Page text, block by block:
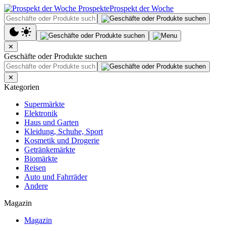
Prospekt der Woche
✕
Geschäfte oder Produkte suchen
✕
Kategorien
Supermärkte
Elektronik
Haus und Garten
Kleidung, Schuhe, Sport
Kosmetik und Drogerie
Getränkemärkte
Biomärkte
Reisen
Auto und Fahrräder
Andere
Magazin
Magazin